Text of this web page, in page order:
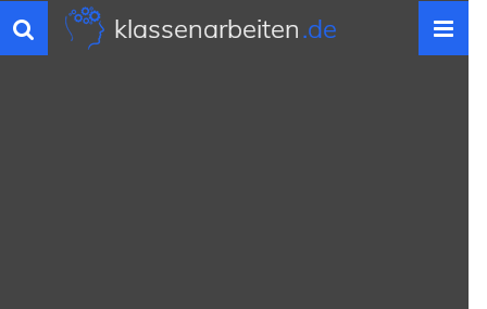
Toggle
navigation
klassenarbeiten.de